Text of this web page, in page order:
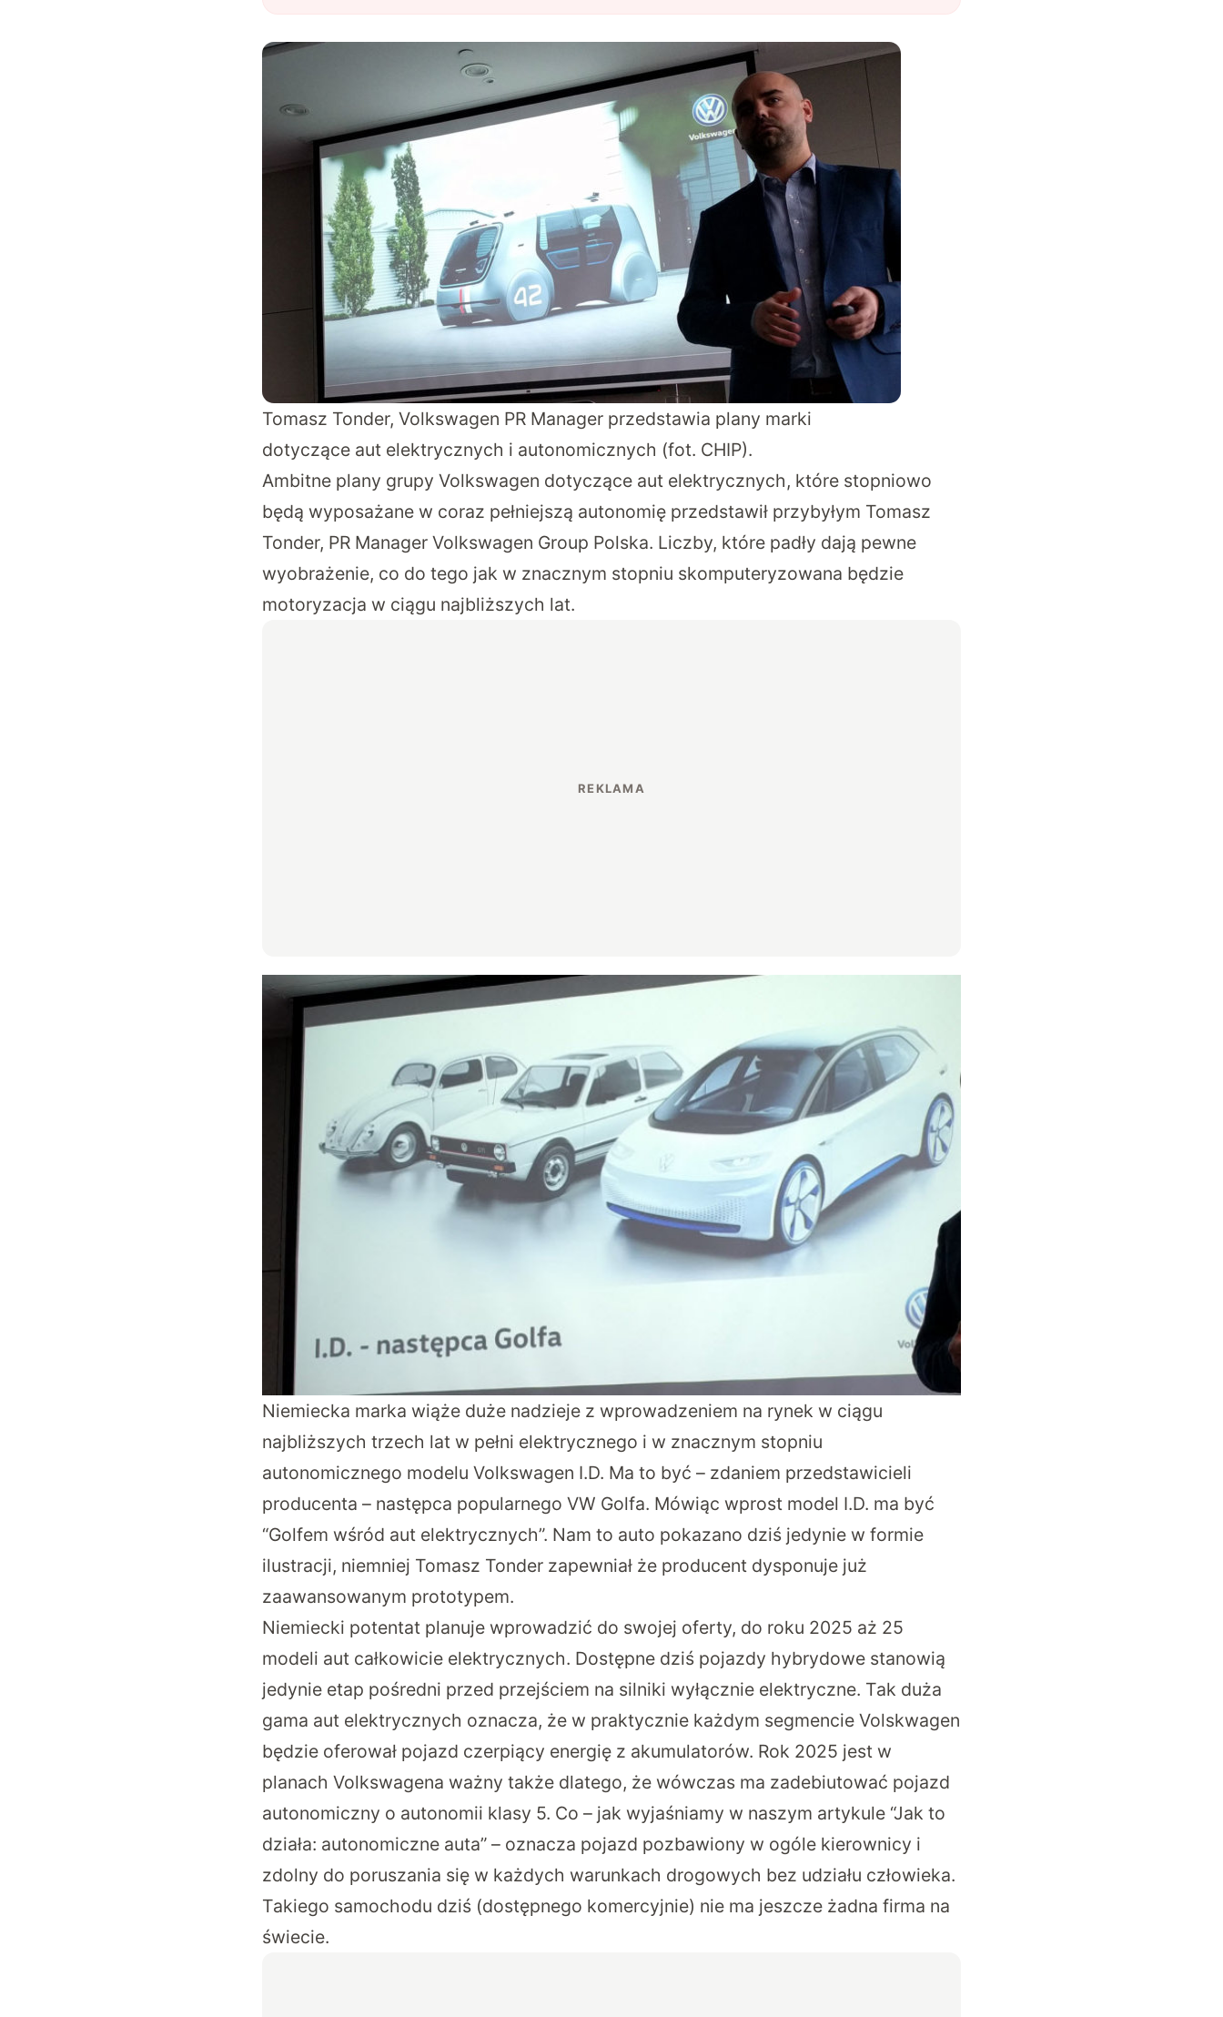
Tomasz Tonder, Volkswagen PR Manager przedstawia plany marki
dotyczące aut elektrycznych i autonomicznych (fot. CHIP).
Ambitne plany grupy Volkswagen dotyczące aut elektrycznych, które stopniowo
będą wyposażane w coraz pełniejszą autonomię przedstawił przybyłym Tomasz
Tonder, PR Manager Volkswagen Group Polska. Liczby, które padły dają pewne
wyobrażenie, co do tego jak w znacznym stopniu skomputeryzowana będzie
motoryzacja w ciągu najbliższych lat.
Niemiecka marka wiąże duże nadzieje z wprowadzeniem na rynek w ciągu
najbliższych trzech lat w pełni elektrycznego i w znacznym stopniu
autonomicznego modelu Volkswagen I.D. Ma to być – zdaniem przedstawicieli
producenta – następca popularnego VW Golfa. Mówiąc wprost model I.D. ma być
“Golfem wśród aut elektrycznych”. Nam to auto pokazano dziś jedynie w formie
ilustracji, niemniej Tomasz Tonder zapewniał że producent dysponuje już
zaawansowanym prototypem.
Niemiecki potentat planuje wprowadzić do swojej oferty, do roku 2025 aż 25
modeli aut całkowicie elektrycznych. Dostępne dziś pojazdy hybrydowe stanowią
jedynie etap pośredni przed przejściem na silniki wyłącznie elektryczne. Tak duża
gama aut elektrycznych oznacza, że w praktycznie każdym segmencie Volskwagen
będzie oferował pojazd czerpiący energię z akumulatorów. Rok 2025 jest w
planach Volkswagena ważny także dlatego, że wówczas ma zadebiutować pojazd
autonomiczny o autonomii klasy 5. Co – jak wyjaśniamy w naszym artykule “Jak to
działa: autonomiczne auta” – oznacza pojazd pozbawiony w ogóle kierownicy i
zdolny do poruszania się w każdych warunkach drogowych bez udziału człowieka.
Takiego samochodu dziś (dostępnego komercyjnie) nie ma jeszcze żadna firma na
świecie.